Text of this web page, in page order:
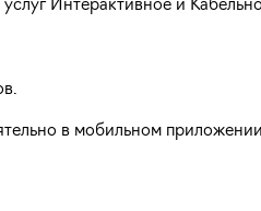
Интерактивное и
в мобильном